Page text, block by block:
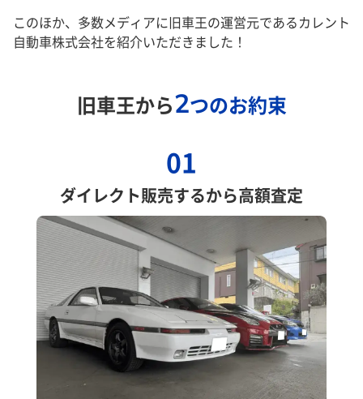
このほか、多数メディアに旧車王の運営元であるカレント
自動車株式会社を紹介いただきました！
旧車王から2つのお約束
01
ダイレクト販売するから高額査定